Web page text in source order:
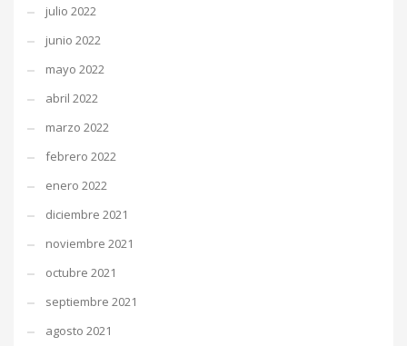
julio 2022
junio 2022
mayo 2022
abril 2022
marzo 2022
febrero 2022
enero 2022
diciembre 2021
noviembre 2021
octubre 2021
septiembre 2021
agosto 2021